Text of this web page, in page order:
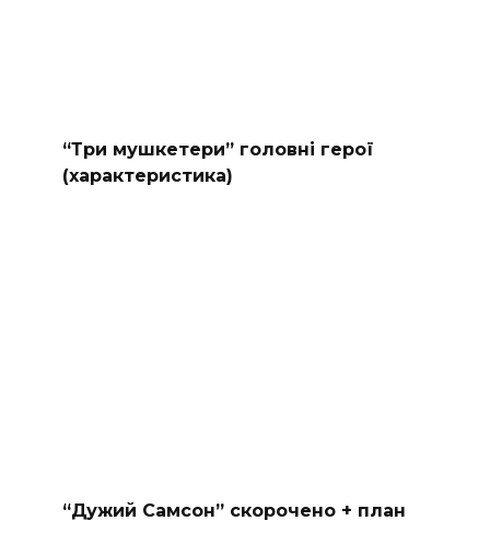
“Три мушкетери” головні герої
(характеристика)
“Дужий Самсон” скорочено + план